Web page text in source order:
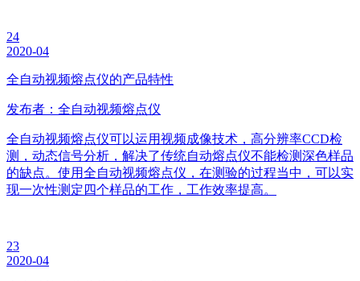
24
2020-04
全自动视频熔点仪的产品特性
发布者：全自动视频熔点仪
全自动视频熔点仪可以运用视频成像技术，高分辨率CCD检
测，动态信号分析，解决了传统自动熔点仪不能检测深色样品
的缺点。使用全自动视频熔点仪，在测验的过程当中，可以实
现一次性测定四个样品的工作，工作效率提高。
23
2020-04